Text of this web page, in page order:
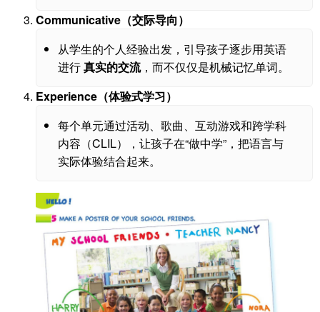
Communicative（交际导向）
从学生的个人经验出发，引导孩子逐步用英语
进行真实的交流，而不仅仅是机械记忆单词。
Experience（体验式学习）
每个单元通过活动、歌曲、互动游戏和跨学科
内容（CLIL），让孩子在“做中学”，把语言与
实际体验结合起来。